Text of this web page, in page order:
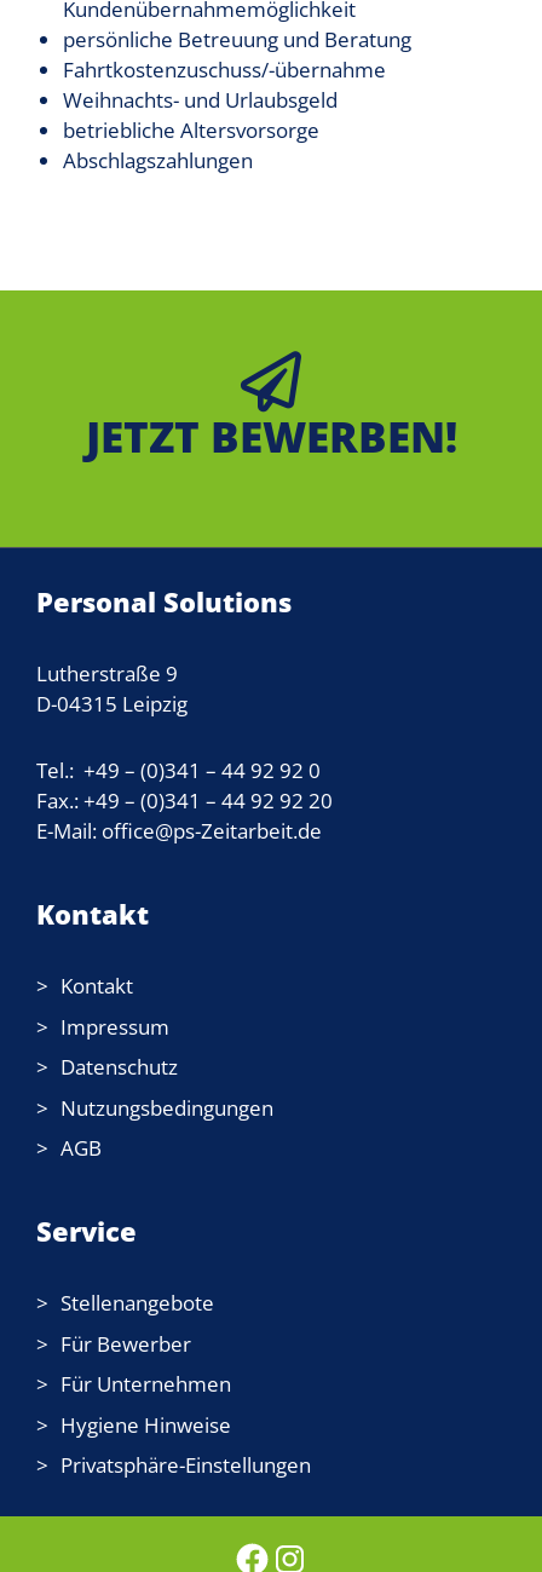
Kundenübernahmemöglichkeit
persönliche Betreuung und Beratung
Fahrtkostenzuschuss/-übernahme
Weihnachts- und Urlaubsgeld
betriebliche Altersvorsorge
Abschlagszahlungen
JETZT BEWERBEN!
Personal Solutions
Lutherstraße 9
D-04315 Leipzig
Tel.: +49 – (0)341 – 44 92 92 0
Fax.: +49 – (0)341 – 44 92 92 20
E-Mail: office@ps-Zeitarbeit.de
Kontakt
Kontakt
Impressum
Datenschutz
Nutzungsbedingungen
AGB
Service
Stellenangebote
Für Bewerber
Für Unternehmen
Hygiene Hinweise
Privatsphäre-Einstellungen